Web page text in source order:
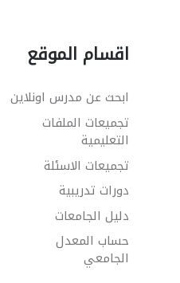
اقسام الموقع
ابحث عن مدرس اونلاين
تجميعات الملفات
التعليمية
تجميعات الاسئلة
دورات تدريبية
دليل الجامعات
حساب المعدل
الجامعي